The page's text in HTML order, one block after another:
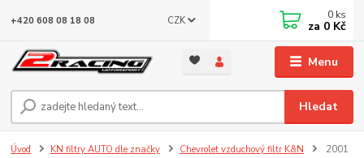
Menu
CZK
Hledat
+420 608 08 18 08 0 ks
za 0 Kč
Úvod KN filtry AUTO dle značky Chevrolet vzduchový filtr K&N 2001